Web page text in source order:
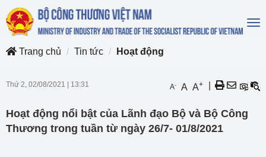
Trang chủ
Tin tức Hoạt động
Thứ 2, 02/08/2021 13:31 A- A A+
Hoạt động nổi bật của Lãnh đạo Bộ và Bộ Công
Thương trong tuần từ ngày 26/7- 01/8/2021